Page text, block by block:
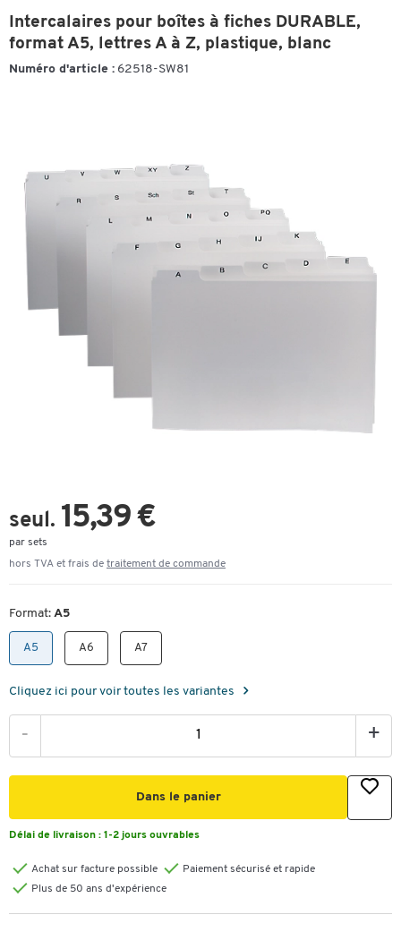
Intercalaires pour boîtes à fiches DURABLE,
format A5, lettres A à Z, plastique, blanc
Numéro d'article : 62518-SW81
seul. 15,39 €
par sets
hors TVA et frais de traitement de commande
Format: A5
A5 A6 A7
Cliquez ici pour voir toutes les variantes
- +
Dans le panier
Délai de livraison : 1-2 jours ouvrables
Achat sur facture possible
Paiement sécurisé et rapide
Plus de 50 ans d'expérience